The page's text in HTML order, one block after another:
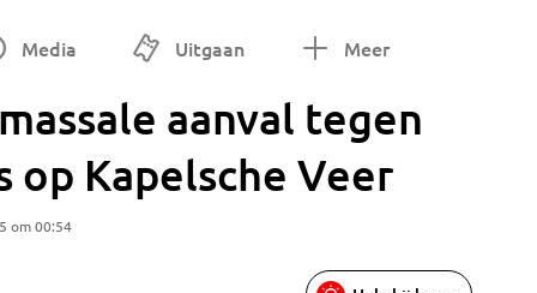
Media Uitgaan Meer
aanval tegen
Kapelsche Veer
om 00:54